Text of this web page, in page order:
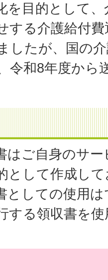
を目的として
する介護給付
したが、国の
令和8年度から
はご自身のサ
として作成し
としての使用
する領収書を